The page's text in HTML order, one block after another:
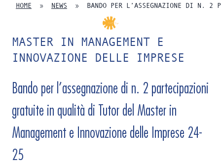
HOME » NEWS » BANDO PER L’ASSEGNAZIONE DI N. 2
MASTER IN MANAGEMENT E
INNOVAZIONE DELLE IMPRESE
Bando per l’assegnazione di n. 2 partecipazioni
gratuite in qualità di Tutor del Master in
Management e Innovazione delle Imprese 24-
25